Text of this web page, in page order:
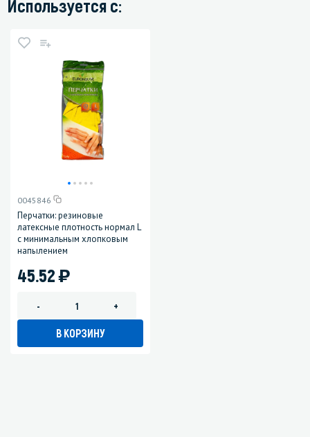
Используется с:
0045846
Перчатки: резиновые
латексные плотность нормал L
с минимальным хлопковым
напылением
45.52)
- +
В КОРЗИНУ